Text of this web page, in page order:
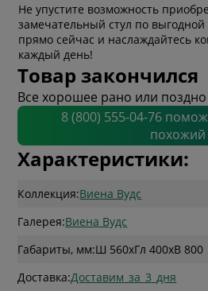
Не упустите возможность
замечательный стул по
прямо сейчас и наслаждайтесь
каждый день!
Товар закончился
Все хорошее рано или поздно
8 (800) 555-04-76
похожий
Характеристики:
Коллекция:Виена Вудс
Галерея:Виена Вудс
Габариты, мм:Ш 560xГл 400xВ 800
Доставка:Доставим_за_3_дня